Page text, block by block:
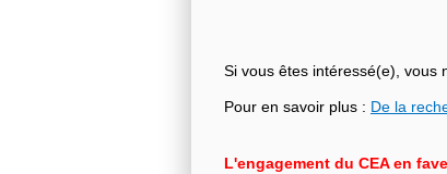
Si vous êtes intéressé(e), vous
Pour en savoir plus : De la
L'engagement du CEA en